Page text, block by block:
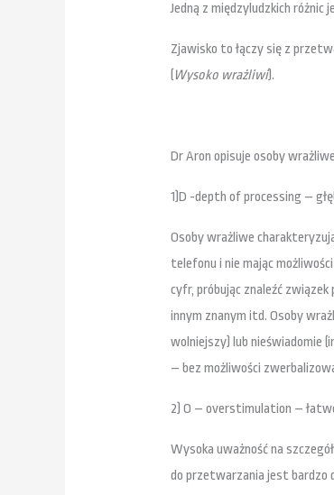
Jedną z międzyludzkich
Zjawisko to łączy się z
(Wysoko wrażliwi).
Dr Aron opisuje osoby
1)D -depth of processing –
Osoby wrażliwe
telefonu i nie mając
cyfr, próbując znaleźć
innym znanym itd. Osoby
wolniejszy) lub nieświadomie
– bez możliwości
2) O – overstimulation –
Wysoka uważność na
do przetwarzania jest bardzo